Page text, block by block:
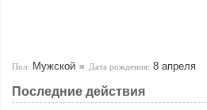
Пол: Мужской Дата рождения: 8 апреля
Последние действия